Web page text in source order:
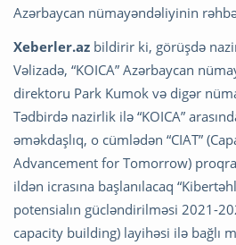
Azərbaycan nümayəndəliyinin
Xeberler.az bildirir ki, görüşdə
Vəlizadə, “KOICA” Azərbaycan
direktoru Park Kumok və digər
Tədbirdə nazirlik ilə “KOICA”
əməkdaşlıq, o cümlədən “CIAT”
Advancement for Tomorrow)
ildən icrasına başlanılacaq
potensialın gücləndirilməsi 2021-
capacity building) layihəsi ilə bağlı